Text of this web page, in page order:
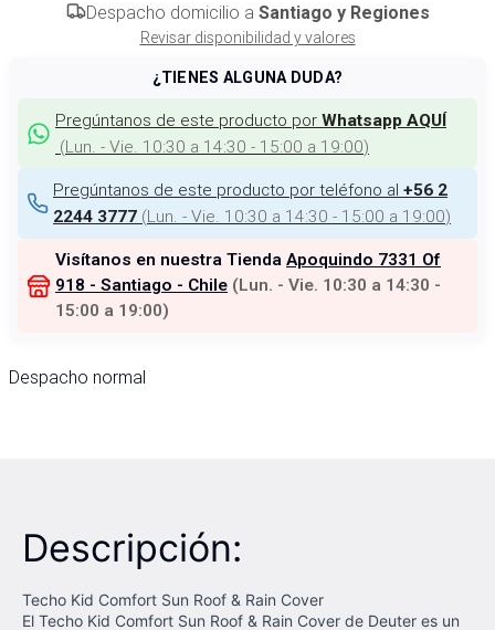
Despacho domicilio a Santiago y Regiones
Revisar disponibilidad y valores
¿TIENES ALGUNA DUDA?
Pregúntanos de este producto por Whatsapp AQUÍ
(Lun. - Vie. 10:30 a 14:30 - 15:00 a 19:00)
Pregúntanos de este producto por teléfono al +56 2
2244 3777 (Lun. - Vie. 10:30 a 14:30 - 15:00 a 19:00)
Visítanos en nuestra Tienda Apoquindo 7331 Of
918 - Santiago - Chile (Lun. - Vie. 10:30 a 14:30 -
15:00 a 19:00)
Despacho normal
Descripción:
​Techo Kid Comfort Sun Roof & Rain Cover
El Techo Kid Comfort Sun Roof & Rain Cover de Deuter es un